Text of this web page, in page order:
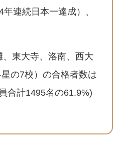
連続日本一達成）、
東大寺、洛南、西大
の7校）の合格者数は
合計1495名の61.9%)